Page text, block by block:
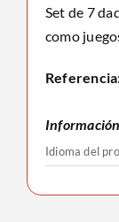
Set de 7
como
Idioma del